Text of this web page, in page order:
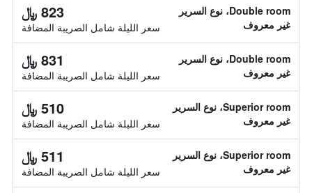
Double room، نوع السرير
غير معروف
823 ﷼
سعر الليلة شامل الصريبة المضافة
Double room، نوع السرير
غير معروف
831 ﷼
سعر الليلة شامل الصريبة المضافة
Superior room، نوع السرير
غير معروف
510 ﷼
سعر الليلة شامل الصريبة المضافة
Superior room، نوع السرير
غير معروف
511 ﷼
سعر الليلة شامل الصريبة المضافة